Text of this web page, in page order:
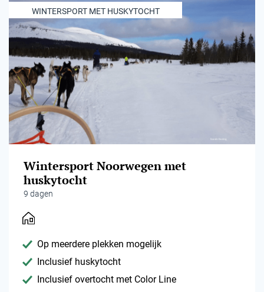
WINTERSPORT MET HUSKYTOCHT
Wintersport Noorwegen met
huskytocht
9 dagen
Op meerdere plekken mogelijk
Inclusief huskytocht
Inclusief overtocht met Color Line